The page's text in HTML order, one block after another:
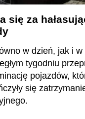
się za
w dzień, jak i
tygodniu
pojazdów,
się